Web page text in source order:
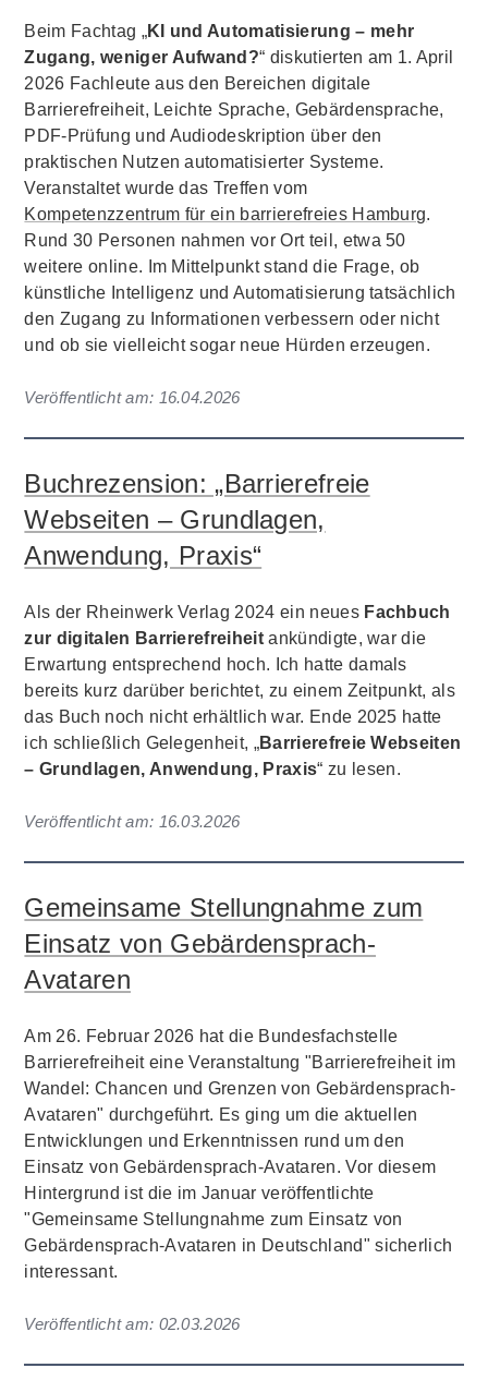
Beim Fachtag „KI und Automatisierung – mehr
Zugang, weniger Aufwand?“ diskutierten am 1. April
2026 Fachleute aus den Bereichen digitale
Barrierefreiheit, Leichte Sprache, Gebärdensprache,
PDF-Prüfung und Audiodeskription über den
praktischen Nutzen automatisierter Systeme.
Veranstaltet wurde das Treffen vom
Kompetenzzentrum für ein barrierefreies Hamburg.
Rund 30 Personen nahmen vor Ort teil, etwa 50
weitere online. Im Mittelpunkt stand die Frage, ob
künstliche Intelligenz und Automatisierung tatsächlich
den Zugang zu Informationen verbessern oder nicht
und ob sie vielleicht sogar neue Hürden erzeugen.
Veröffentlicht am: 16.04.2026
Buchrezension: „Barrierefreie
Webseiten – Grundlagen,
Anwendung, Praxis“
Als der Rheinwerk Verlag 2024 ein neues Fachbuch
zur digitalen Barrierefreiheit ankündigte, war die
Erwartung entsprechend hoch. Ich hatte damals
bereits kurz darüber berichtet, zu einem Zeitpunkt, als
das Buch noch nicht erhältlich war. Ende 2025 hatte
ich schließlich Gelegenheit, „Barrierefreie Webseiten
– Grundlagen, Anwendung, Praxis“ zu lesen.
Veröffentlicht am: 16.03.2026
Gemeinsame Stellungnahme zum
Einsatz von Gebärdensprach-
Avataren
Am 26. Februar 2026 hat die Bundesfachstelle
Barrierefreiheit eine Veranstaltung "Barrierefreiheit im
Wandel: Chancen und Grenzen von Gebärdensprach-
Avataren" durchgeführt. Es ging um die aktuellen
Entwicklungen und Erkenntnissen rund um den
Einsatz von Gebärdensprach-Avataren. Vor diesem
Hintergrund ist die im Januar veröffentlichte
"Gemeinsame Stellungnahme zum Einsatz von
Gebärdensprach-Avataren in Deutschland" sicherlich
interessant.
Veröffentlicht am: 02.03.2026